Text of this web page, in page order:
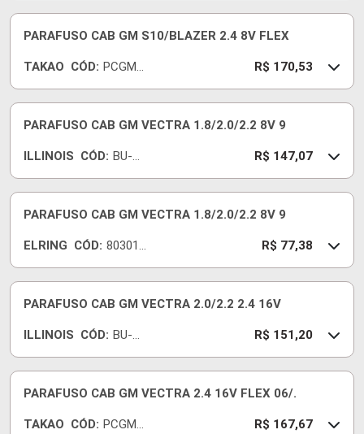
PARAFUSO CAB GM S10/BLAZER 2.4 8V FLEX
TAKAO CÓD: PCGM2
R$ 170,53
PARAFUSO CAB GM VECTRA 1.8/2.0/2.2 8V 9
ILLINOIS CÓD: BU-
R$ 147,07
PARAFUSO CAB GM VECTRA 1.8/2.0/2.2 8V 9
ELRING CÓD: 803010
R$ 77,38
PARAFUSO CAB GM VECTRA 2.0/2.2 2.4 16V
ILLINOIS CÓD: BU-
R$ 151,20
PARAFUSO CAB GM VECTRA 2.4 16V FLEX 06/.
TAKAO CÓD: PCGM2
R$ 167,67